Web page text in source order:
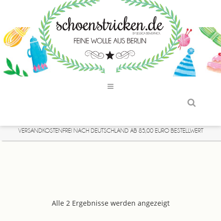
VERSANDKOSTENFREI NACH DEUTSCHLAND AB 85,00 EURO BESTELLWERT
Alle 2 Ergebnisse werden angezeigt